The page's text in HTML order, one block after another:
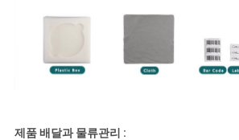
제품 배달과 물류관리 :